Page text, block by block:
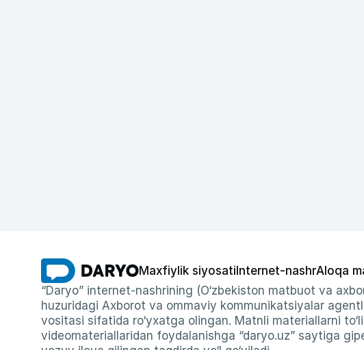
Maxfiylik siyosati Internet-nashrAloqa
“Daryo” internet-nashrining (O‘zbekiston matbuot va
huzuridagi Axborot va ommaviy kommunikatsiyalar
vositasi sifatida ro‘yxatga olingan. Matnli materiallarni
videomateriallaridan foydalanishga “daryo.uz” saytiga